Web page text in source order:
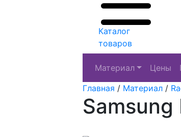
Каталог
товаров
Материал Цены
Главная / Материал /
Samsung